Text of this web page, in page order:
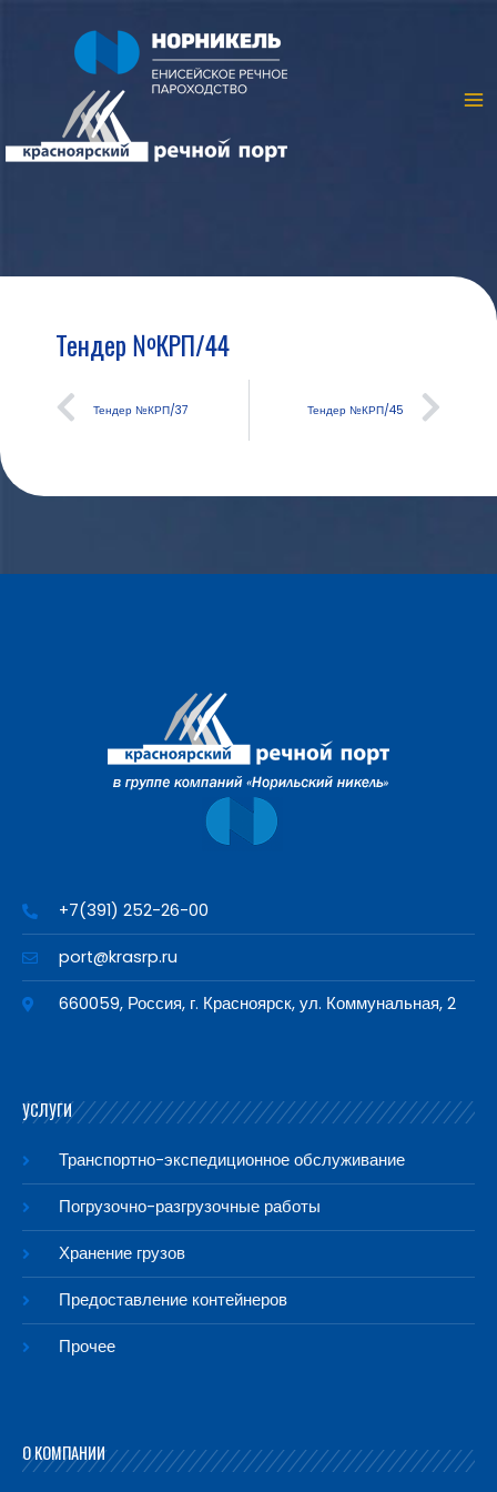
Тендер №КРП/44
Тендер №КРП/37 Тендер №КРП/45
+7(391) 252-26-00
port@krasrp.ru
660059, Россия, г. Красноярск, ул. Коммунальная, 2
УСЛУГИ
Транспортно-экспедиционное обслуживание
Погрузочно-разгрузочные работы
Хранение грузов
Предоставление контейнеров
Прочее
О КОМПАНИИ